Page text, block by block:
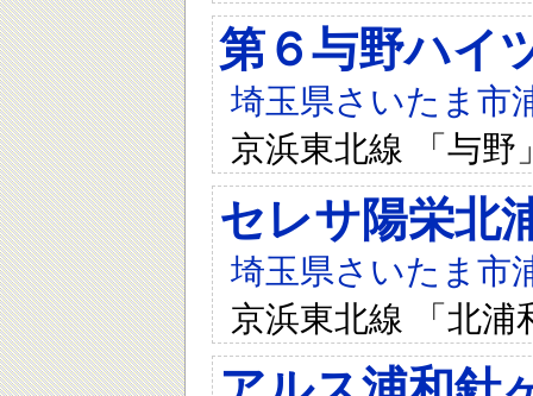
第６与野ハイ
埼玉県さいたま市
京浜東北線 「与野
セレサ陽栄北
埼玉県さいたま市
京浜東北線 「北浦